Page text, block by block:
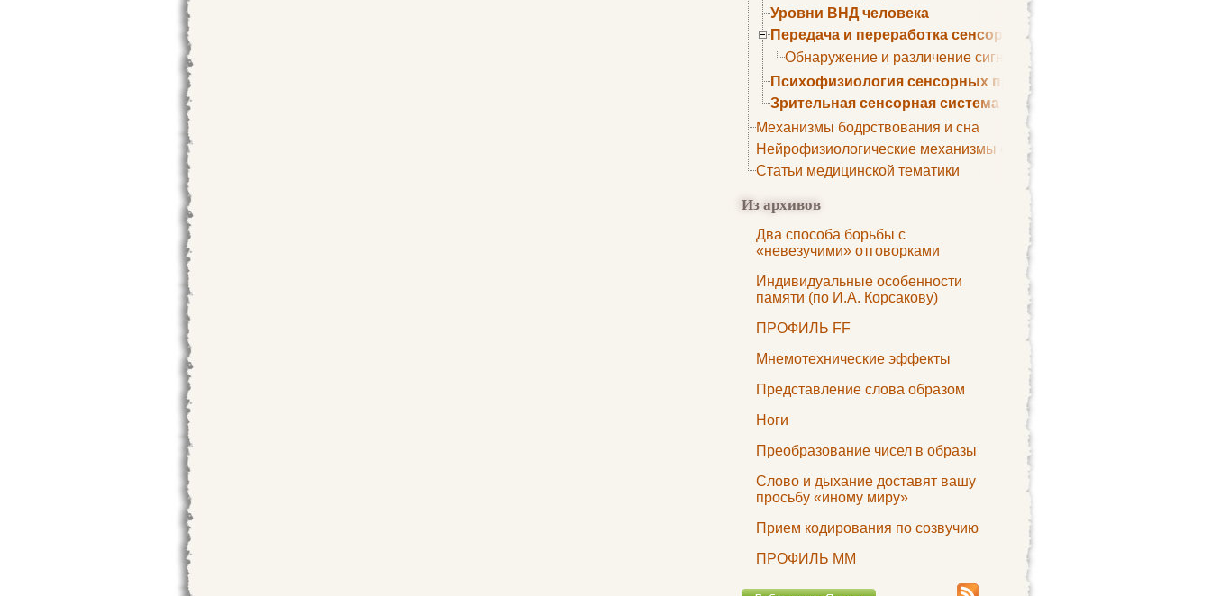
Уровни ВНД человека
Передача и переработка сенсорных сигналов
Обнаружение и различение сигналов. Сенсорная рецепция
Психофизиология сенсорных процессов
Зрительная сенсорная система
Механизмы бодрствования и сна
Нейрофизиологические механизмы сна
Статьи медицинской тематики
Из архивов
Два способа борьбы с
«невезучими» отговорками
Индивидуальные особенности
памяти (по И.А. Корсакову)
ПРОФИЛЬ FF
Мнемотехнические эффекты
Представление слова образом
Ноги
Преобразование чисел в образы
Слово и дыхание доставят вашу
просьбу «иному миру»
Прием кодирования по созвучию
ПРОФИЛЬ MМ